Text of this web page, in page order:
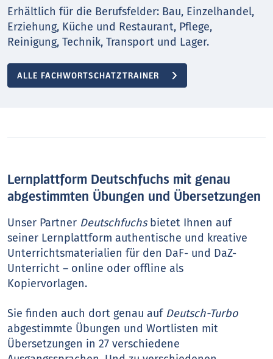
Erhältlich für die Berufsfelder: Bau, Einzelhandel,
Erziehung, Küche und Restaurant, Pflege,
Reinigung, Technik, Transport und Lager.
ALLE FACHWORTSCHATZTRAINER
Lernplattform Deutschfuchs mit genau
abgestimmten Übungen und Übersetzungen
Unser Partner Deutschfuchs bietet Ihnen auf
seiner Lernplattform authentische und kreative
Unterrichtsmaterialien für den DaF- und DaZ-
Unterricht – online oder offline als
Kopiervorlagen.
Sie finden auch dort genau auf Deutsch-Turbo
abgestimmte Übungen und Wortlisten mit
Übersetzungen in 27 verschiedene